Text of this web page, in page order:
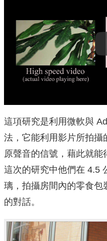
這項研究是利用微軟與
法，它能利用影片所拍攝
原聲音的信號，藉此就
這次的研究中他們在 4.5
璃，拍攝房間內的零食包
的對話。